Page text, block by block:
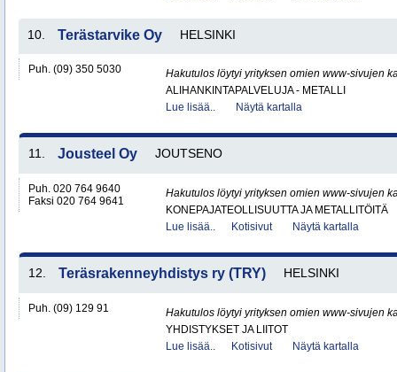
10. Terästarvike Oy HELSINKI
Puh. (09) 350 5030
Hakutulos löytyi yrityksen omien www-sivujen
ALIHANKINTAPALVELUJA - METALLI
Lue lisää..
Näytä kartalla
11. Jousteel Oy JOUTSENO
Puh. 020 764 9640
Faksi 020 764 9641
Hakutulos löytyi yrityksen omien www-sivujen
KONEPAJATEOLLISUUTTA JA METALLITÖITÄ
Lue lisää..
Kotisivut Näytä kartalla
12. Teräsrakenneyhdistys ry (TRY) HELSINKI
Puh. (09) 129 91
Hakutulos löytyi yrityksen omien www-sivujen
YHDISTYKSET JA LIITOT
Lue lisää..
Kotisivut Näytä kartalla